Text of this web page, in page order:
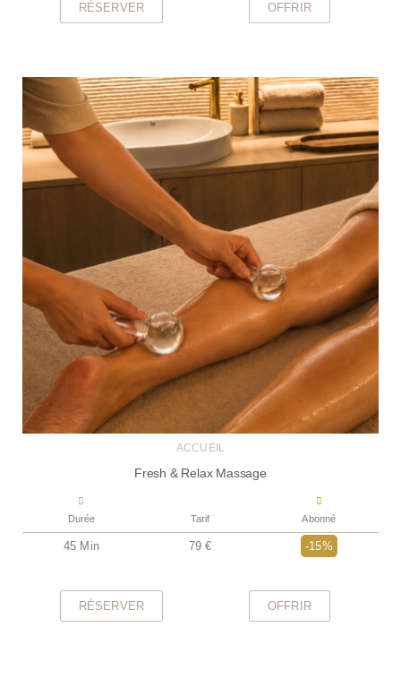
RÉSERVER OFFRIR
ACCUEIL
Fresh & Relax Massage
Durée Tarif Abonné
45 Min 79 € -15%
RÉSERVER OFFRIR